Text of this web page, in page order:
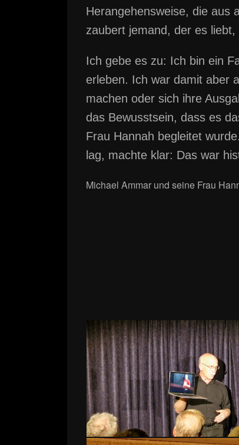
Herangehensweise, die aus
zaubert jemand, der es
Ich gebe es zu: Ich bin ein
erleben. Ich war damit aber
machen oder sich ihre
das Bewusstsein, dass es
Frau Hannah begleitet
lag, machte klar: Das war
Michael Ammar und seine Frau